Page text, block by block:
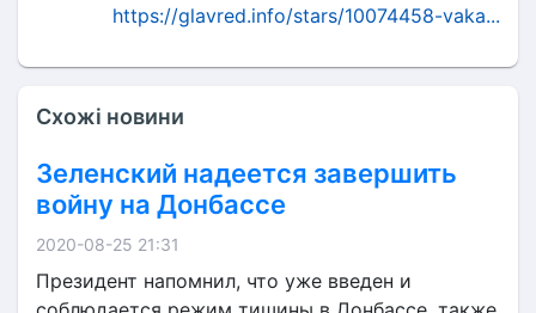
https://glavred.info/stars/10074458-vaka...
Схожі новини
Зеленский надеется завершить
войну на Донбассе
2020-08-25 21:31
Президент напомнил, что уже введен и